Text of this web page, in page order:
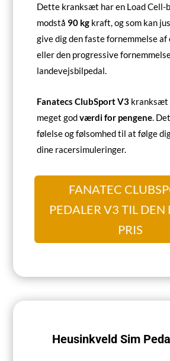
Dette kranksæt har en Load Cell-
modstå 90 kg kraft, og som kan
give dig den faste fornemmelse af
eller den progressive
landevejsbilpedal.
Fanatecs ClubSport V3 kranksæt
meget godværdi for pengene.
følelse og følsomhed til at følge
dine racersimuleringer.
FANATEC
PEDALER V3 TIL DEN
PRIS
Heusinkveld Sim